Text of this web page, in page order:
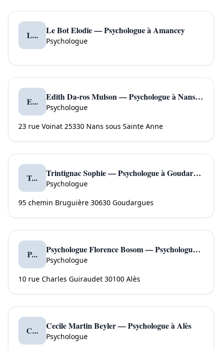
L... Le Bot Elodie — Psychologue à Amancey
Psychologue
E... Edith Da-ros Mulson — Psychologue à Nans sous Sainte Anne
Psychologue
23 rue Voinat 25330 Nans sous Sainte Anne
T... Trintignac Sophie — Psychologue à Goudargues
Psychologue
95 chemin Bruguière 30630 Goudargues
P... Psychologue Florence Bosom — Psychologue à Alès
Psychologue
10 rue Charles Guiraudet 30100 Alès
C... Cecile Martin Beyler — Psychologue à Alès
Psychologue